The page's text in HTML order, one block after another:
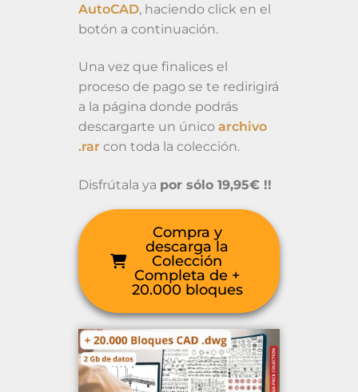
AutoCAD, haciendo click en el
botón a continuación.
Una vez que finalices el
proceso de pago se te redirigirá
a la página donde podrás
descargarte un único archivo
.rar con toda la colección.
Disfrútala ya por sólo 19,95€ !!
Compra y
descarga la
Colección
Completa de +
20.000 bloques